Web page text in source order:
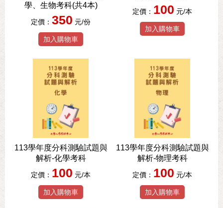
學、生物考科(共4本)
定價： 350 元/份
加入購物車
定價： 100 元/本
加入購物車
113學年度分科測驗試題與
解析-化學考科
定價： 100 元/本
加入購物車
113學年度分科測驗試題與
解析-物理考科
定價： 100 元/本
加入購物車